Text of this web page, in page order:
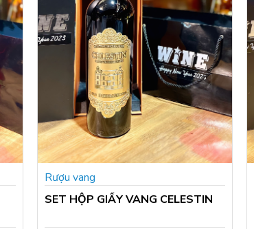
Rượu vang
SET HỘP GIẤY VANG CELESTIN